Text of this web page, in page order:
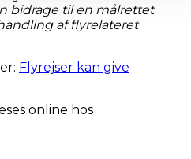
bidrage til en målrettet
af flyrelateret
Flyrejser kan give
online hos